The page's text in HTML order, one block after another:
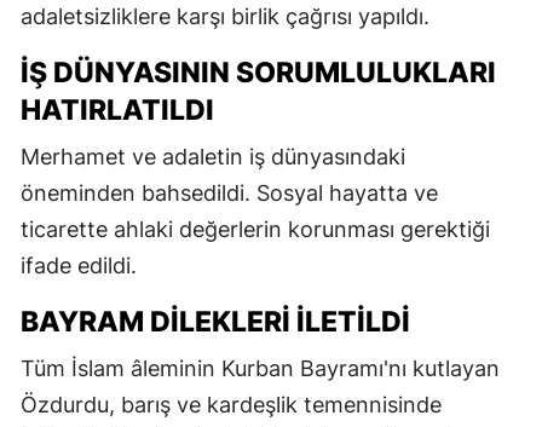
adaletsizliklere karşı birlik çağrısı yapıldı.
İŞ DÜNYASININ SORUMLULUKLARI
HATIRLATILDI
Merhamet ve adaletin iş dünyasındaki
öneminden bahsedildi. Sosyal hayatta ve
ticarette ahlaki değerlerin korunması gerektiği
ifade edildi.
BAYRAM DILEKLERI İLETILDI
Tüm İslam âleminin Kurban Bayramı'nı kutlayan
Özdurdu, barış ve kardeşlik temennisinde